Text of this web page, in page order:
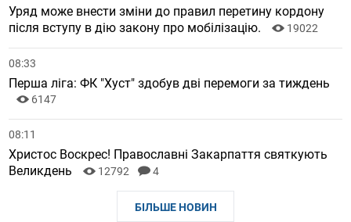
Уряд може внести зміни до правил перетину кордону
після вступу в дію закону про мобілізацію.
19022
08:33
Перша ліга: ФК "Хуст" здобув дві перемоги за тиждень
6147
08:11
Христос Воскрес! Православні Закарпаття святкують
Великдень
12792 4
БІЛЬШЕ НОВИН